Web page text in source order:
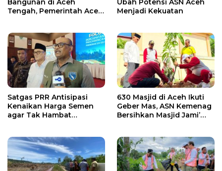
Bangunan di Aceh
Tengah, Pemerintah Aceh
Ubah Potensi ASN Aceh
Menjadi Kekuatan
Satgas PRR Antisipasi
Kenaikan Harga Semen
agar Tak Hambat
630 Masjid di Aceh Ikuti
Geber Mas, ASN Kemenag
Bersihkan Masjid Jami’